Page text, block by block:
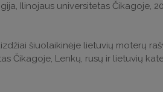
Ilinojaus universitetas Čikagoje,
šiuolaikinėje lietuvių moterų
Čikagoje, Lenkų, rusų ir lietuvių